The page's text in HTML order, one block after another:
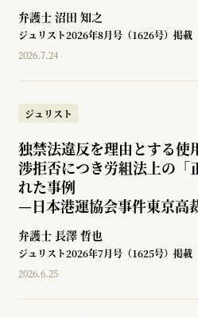
弁護士 沼田 知之
ジュリスト2026年8月号（1626号）掲載
2026.7.24
ジュリスト
独禁法違反を理由とする使
渉拒否につき労組法上の「
れた事例
—日本港運協会事件東京高
弁護士 長澤 哲也
ジュリスト2026年7月号（1625号）掲載
2026.6.25